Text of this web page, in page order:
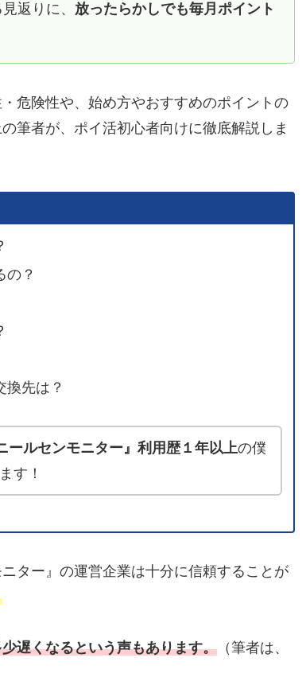
返りに、 放ったらかしでも毎月ポイント
危険性や、始め方やおすすめのポイントの
筆者が、ポイ活初心者向けに徹底解説しま
の？
換先は？
ールセンモニター』利用歴１年以上の僕
す！
ター』の運営企業は十分に信頼することが
遅くなるという声もあります。 （筆者は、